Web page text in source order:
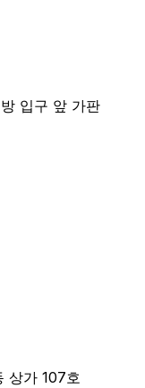
입구 앞 가판
상가 107호